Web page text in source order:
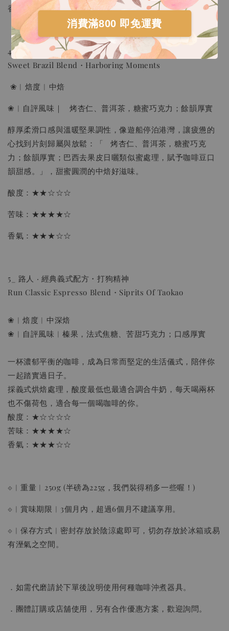
消費滿800 即免運費
香氣：★★★★★
4.甜蜜巴西配方・靠岸時分 (NEW●新豆上架●)
Sweet Brazil Blend・Harboring Moments
❀︱焙度︱中焙
❀︱自評風味｜ 烤杏仁、普洱茶，糖蜜巧克力；餘韻厚實
醇厚柔滑口感與溫暖堅果調性，像遊船停泊港灣，讓疲憊的
心找到片刻歸屬與放鬆：「 烤杏仁、普洱茶，糖蜜巧克
力；餘韻厚實；巴西去果皮日曬類似蜜處理，賦予咖啡豆口
韻甜感。」，甜蜜圓潤的中焙好滋味。
酸度：★★☆☆☆
苦味：★★★★☆
香氣：★★★☆☆
5_ 路人 · 經典義式配方・打狗精神
Run Classic Espresso Blend・Siprits Of Taokao
❀︱焙度︱中深焙
❀︱自評風味︱榛果，法式焦糖、苦甜巧克力；口感厚實
一杯濃郁平衡的咖啡，成為日常而堅定的生活儀式，陪伴你
一起踏實過日子。
採義式烘焙處理，酸度最低也最適合調合牛奶，每天喝兩杯
也不傷荷包，適合每一個喝咖啡的你。
酸度：★☆☆☆☆
苦味：★★★★☆
香氣：★★★☆☆
⟐︱重量︱250g (半磅為225g，我們裝得稍多一些喔！)
⟐︱賞味期限︱3個月內，超過6個月不建議享用。
⟐︱保存方式︱密封存放於陰涼處即可，切勿存放於冰箱或易
有溼氣之空間。
．如需代磨請於下單後說明使用何種咖啡沖煮器具。
．團體訂購或店舖使用，另有合作優惠方案，歡迎詢問。